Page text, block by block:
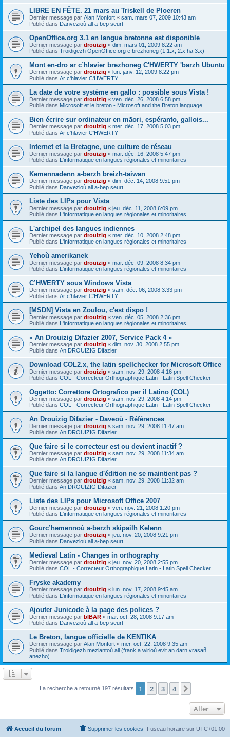
LIBRE EN FÊTE. 21 mars au Triskell de Ploeren
Dernier message par Alan Monfort « sam. mars 07, 2009 10:43 am
Publié dans Danvezioù all a-bep seurt
OpenOffice.org 3.1 en langue bretonne est disponible
Dernier message par drouizig « dim. mars 01, 2009 8:22 am
Publié dans Troidigezh OpenOffice.org e brezhoneg (1.1.x, 2.x ha 3.x)
Mont en-dro ar c´hlavier brezhoneg C'HWERTY 'barzh Ubuntu
Dernier message par drouizig « lun. janv. 12, 2009 8:22 pm
Publié dans Ar c'hlavier C'HWERTY
La date de votre système en gallo : possible sous Vista !
Dernier message par drouizig « ven. déc. 26, 2008 6:58 pm
Publié dans Microsoft et le breton - Microsoft and the Breton language
Bien écrire sur ordinateur en māori, espéranto, gallois...
Dernier message par drouizig « mer. déc. 17, 2008 5:03 pm
Publié dans Ar c'hlavier C'HWERTY
Internet et la Bretagne, une culture de réseau
Dernier message par drouizig « mar. déc. 16, 2008 5:47 pm
Publié dans L'informatique en langues régionales et minoritaires
Kemennadenn a-berzh breizh-taiwan
Dernier message par drouizig « dim. déc. 14, 2008 9:51 pm
Publié dans Danvezioù all a-bep seurt
Liste des LIPs pour Vista
Dernier message par drouizig « jeu. déc. 11, 2008 6:09 pm
Publié dans L'informatique en langues régionales et minoritaires
L'archipel des langues indiennes
Dernier message par drouizig « mer. déc. 10, 2008 2:48 pm
Publié dans L'informatique en langues régionales et minoritaires
Yehoù amerikanek
Dernier message par drouizig « mar. déc. 09, 2008 8:34 pm
Publié dans L'informatique en langues régionales et minoritaires
C’HWERTY sous Windows Vista
Dernier message par drouizig « sam. déc. 06, 2008 3:33 pm
Publié dans Ar c'hlavier C'HWERTY
[MSDN] Vista en Zoulou, c'est dispo !
Dernier message par drouizig « ven. déc. 05, 2008 2:36 pm
Publié dans L'informatique en langues régionales et minoritaires
« An Drouizig Difazier 2007, Service Pack 4 »
Dernier message par drouizig « dim. nov. 30, 2008 2:55 pm
Publié dans An DROUIZIG Difazier
Download COL2.x, the latin spellchecker for Microsoft Office
Dernier message par drouizig « sam. nov. 29, 2008 4:16 pm
Publié dans COL - Correcteur Orthographique Latin - Latin Spell Checker
Oggetto: Correttore Ortografico per il Latino (COL)
Dernier message par drouizig « sam. nov. 29, 2008 4:14 pm
Publié dans COL - Correcteur Orthographique Latin - Latin Spell Checker
An Drouizig Difazier - Daveoù - Références
Dernier message par drouizig « sam. nov. 29, 2008 11:47 am
Publié dans An DROUIZIG Difazier
Que faire si le correcteur est ou devient inactif ?
Dernier message par drouizig « sam. nov. 29, 2008 11:34 am
Publié dans An DROUIZIG Difazier
Que faire si la langue d'édition ne se maintient pas ?
Dernier message par drouizig « sam. nov. 29, 2008 11:32 am
Publié dans An DROUIZIG Difazier
Liste des LIPs pour Microsoft Office 2007
Dernier message par drouizig « ven. nov. 21, 2008 1:20 pm
Publié dans L'informatique en langues régionales et minoritaires
Gourc’hemennoù a-berzh skipailh Kelenn
Dernier message par drouizig « jeu. nov. 20, 2008 9:21 pm
Publié dans Danvezioù all a-bep seurt
Medieval Latin - Changes in orthography
Dernier message par drouizig « jeu. nov. 20, 2008 2:55 pm
Publié dans COL - Correcteur Orthographique Latin - Latin Spell Checker
Fryske akademy
Dernier message par drouizig « lun. nov. 17, 2008 9:45 am
Publié dans L'informatique en langues régionales et minoritaires
Ajouter Junicode à la page des polices ?
Dernier message par bIBAR « mar. oct. 28, 2008 9:17 am
Publié dans Danvezioù all a-bep seurt
Le Breton, langue officielle de KENTIKA
Dernier message par Alan Monfort « mer. oct. 22, 2008 9:35 am
Publié dans Troidigezh meziantoù all (frank a wirioù evit an darn vrasañ
anezho)
La recherche a retourné 197 résultats 1 2 3 4
Aller
Accueil du forum Fuseau horaire sur UTC+01:00
Supprimer les cookies